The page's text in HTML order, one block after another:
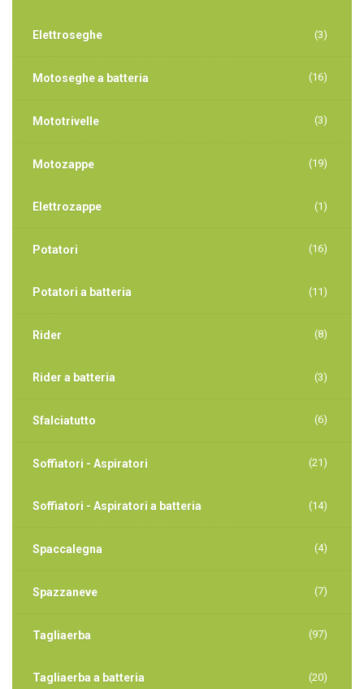
Elettroseghe (3)
Motoseghe a batteria (16)
Mototrivelle (3)
Motozappe (19)
Elettrozappe (1)
Potatori (16)
Potatori a batteria (11)
Rider (8)
Rider a batteria (3)
Sfalciatutto (6)
Soffiatori - Aspiratori (21)
Soffiatori - Aspiratori a batteria (14)
Spaccalegna (4)
Spazzaneve (7)
Tagliaerba (97)
Tagliaerba a batteria (20)